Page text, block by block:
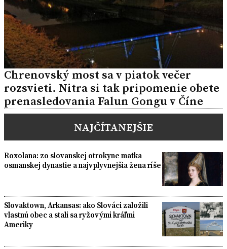
Chrenovský most sa v piatok večer
rozsvieti. Nitra si tak pripomenie obete
prenasledovania Falun Gongu v Číne
NAJČÍTANEJŠIE
Roxolana: zo slovanskej otrokyne matka
osmanskej dynastie a najvplyvnejšia žena ríše
Slovaktown, Arkansas: ako Slováci založili
vlastnú obec a stali sa ryžovými kráľmi
Ameriky